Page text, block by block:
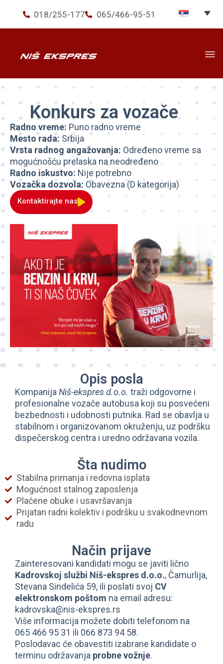
018/255-177 065/466-95-51
Prevoz
▾
Usluge ▾
Ekspres+
O nama
Novosti
Konkurs za vozače
Radno vreme: Puno radno vreme
Mesto rada: Srbija
Vrsta radnog angažovanja: Određeno vreme sa
mogućnošću prelaska na neodređeno
Radno iskustvo: Nije potrebno
Vozačka dozvola: Obavezna (D kategorija)
Kontaktirajte nas
Opis posla
Kompanija Niš-ekspres d.o.o. traži odgovorne i
profesionalne vozače autobusa koji su posvećeni
bezbednosti i udobnosti putnika. Rad se obavlja u
stabilnom i organizovanom okruženju, uz podršku
dispečerskog centra i uredno održavana vozila.
Šta nudimo
Stabilna primanja i redovna isplata
Mogućnost stalnog zaposlenja
Plaćene obuke i usavršavanja
Prijatan radni kolektiv i podršku u svakodnevnom
radu
Način prijave
Zainteresovani kandidati mogu se javiti lično
Kadrovskoj službi Niš-ekspres d.o.o., Čamurlija,
Stevana Sindelića 59, ili poslati svoj CV
elektronskom poštom na email adresu:
kadrovska@nis-ekspres.rs
Više informacija možete dobiti telefonom na
065 466 95 31 ili 066 873 94 58.
Poslodavac će obavestiti izabrane kandidate o
terminu održavanja probne vožnje.